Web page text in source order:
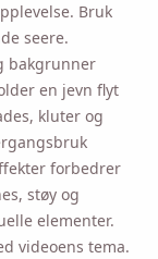
Bruk
seere.
bakgrunner
en jevn flyt
kluter og
forbedrer
støy og
elementer.
videoens tema.